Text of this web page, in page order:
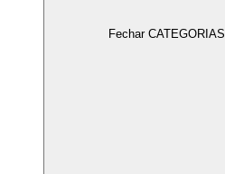
Fechar CATEGORIAS